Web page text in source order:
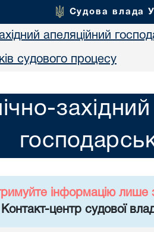
Судова влада
апеляційний
судового процесу
інформацію лише
центр судової